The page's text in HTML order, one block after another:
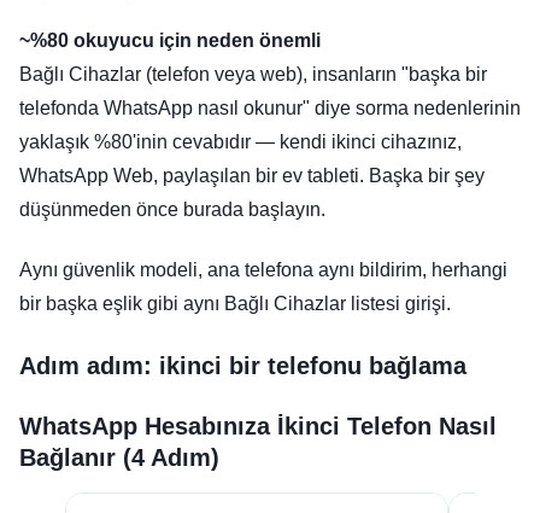
~%80 okuyucu için neden önemli
Bağlı Cihazlar (telefon veya web), insanların "başka bir
telefonda WhatsApp nasıl okunur" diye sorma nedenlerinin
yaklaşık %80'inin cevabıdır — kendi ikinci cihazınız,
WhatsApp Web, paylaşılan bir ev tableti. Başka bir şey
düşünmeden önce burada başlayın.
Aynı güvenlik modeli, ana telefona aynı bildirim, herhangi
bir başka eşlik gibi aynı Bağlı Cihazlar listesi girişi.
Adım adım: ikinci bir telefonu bağlama
WhatsApp Hesabınıza İkinci Telefon Nasıl
Bağlanır (4 Adım)